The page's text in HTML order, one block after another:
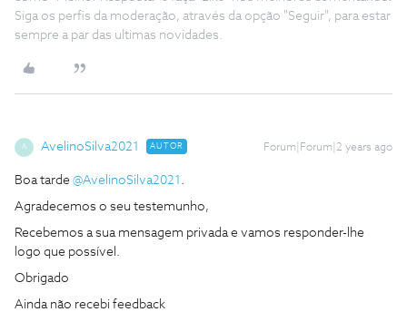
Siga os perfis da moderação, através da opção "Seguir", para estar
sempre a par das ultimas novidades.
A AvelinoSilva2021 AUTOR Forum|Forum|2 years ago
Boa tarde @AvelinoSilva2021
Agradecemos o seu testemunho,
Recebemos a sua mensagem privada e vamos responder-lhe
logo que possível.
Obrigado
Ainda não recebi feedback